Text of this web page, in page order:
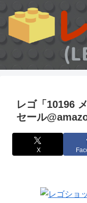
レゴ「10196
セール
X